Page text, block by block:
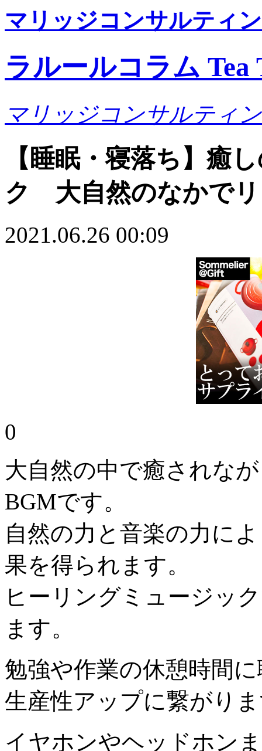
マリッジコンサルティ
ラルールコラム Tea
マリッジコンサルティ
【睡眠・寝落ち】癒
ク 大自然のなかで
2021.06.26 00:09
0
大自然の中で癒されな
BGMです。
自然の力と音楽の力に
果を得られます。
ヒーリングミュージッ
ます。
勉強や作業の休憩時間
生産性アップに繋がり
イヤホンやヘッドホン